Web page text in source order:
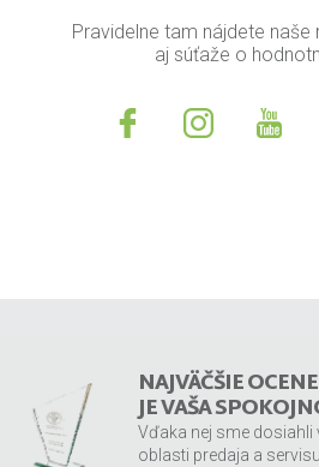
Pravidelne tam nájdete naše
aj súťaže o
NAJVÄČŠIE
JE VAŠA
Vďaka nej sme dosiahli
oblasti predaja a servisu